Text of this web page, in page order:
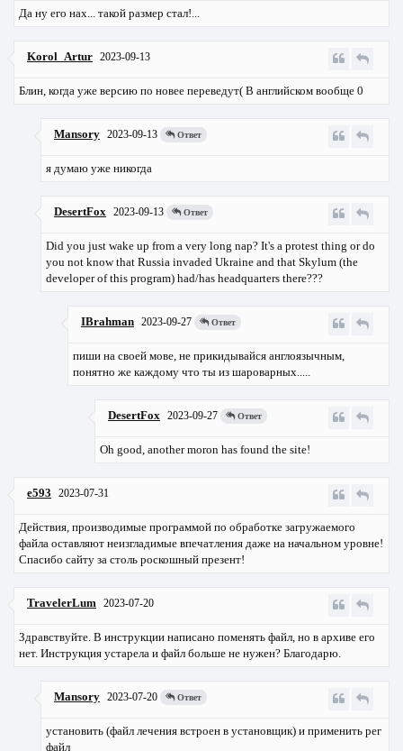
Да ну его нах... такой размер стал!...
Korol_Artur 2023-09-13
Блин, когда уже версию по новее переведут( В английском вообще 0
Mansory 2023-09-13 Ответ
я думаю уже никогда
DesertFox 2023-09-13 Ответ
Did you just wake up from a very long nap? It's a protest thing or do
you not know that Russia invaded Ukraine and that Skylum (the
developer of this program) had/has headquarters there???
IBrahman 2023-09-27 Ответ
пиши на своей мове, не прикидывайся англоязычным,
понятно же каждому что ты из шароварных.....
DesertFox 2023-09-27 Ответ
Oh good, another moron has found the site!
e593 2023-07-31
Действия, производимые программой по обработке загружаемого
файла оставляют неизгладимые впечатления даже на начальном уровне!
Спасибо сайту за столь роскошный презент!
TravelerLum 2023-07-20
Здравствуйте. В инструкции написано поменять файл, но в архиве его
нет. Инструкция устарела и файл больше не нужен? Благодарю.
Mansory 2023-07-20 Ответ
установить (файл лечения встроен в установщик) и применить рег
файл